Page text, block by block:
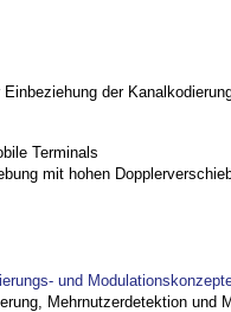
der
Terminals
mit hohen
und
Mehrnutzerdetektion und